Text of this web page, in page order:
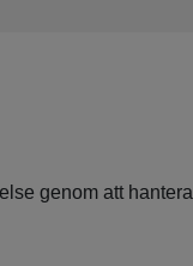
genom att hantera